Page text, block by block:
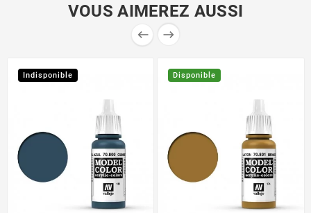
VOUS AIMEREZ AUSSI
 
Indisponible Disponible